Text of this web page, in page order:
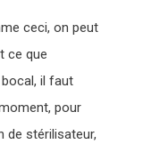
ceci, on peut
ce que
il faut
pour
de stérilisateur,